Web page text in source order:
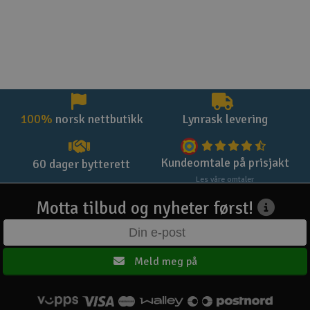
100% norsk nettbutikk Lynrask levering
60 dager bytterett Kundeomtale på prisjakt
Les våre omtaler
Motta tilbud og nyheter først!
Meld meg på